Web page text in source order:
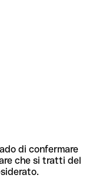
di confermare
che si tratti del